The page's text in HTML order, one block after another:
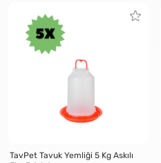
TavPet Tavuk Yemliği 5 Kg Askılı